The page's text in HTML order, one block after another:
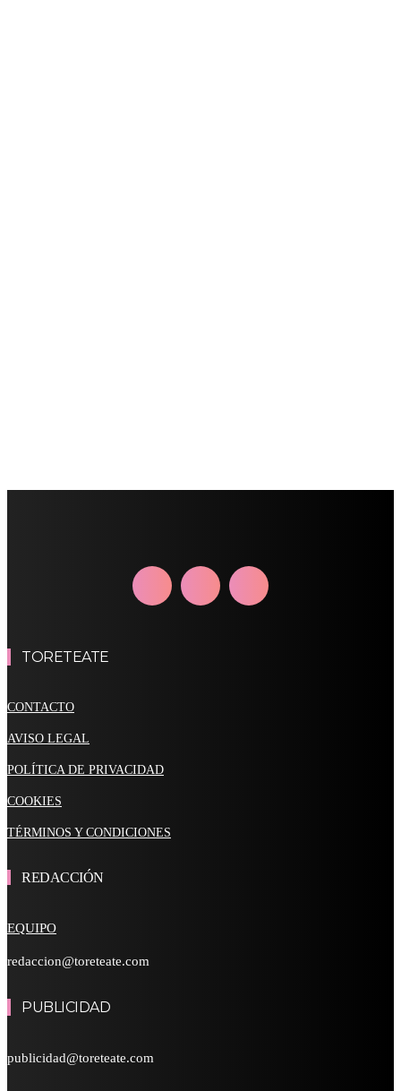
TORETEATE
CONTACTO
AVISO LEGAL
POLÍTICA DE PRIVACIDAD
COOKIES
TÉRMINOS Y CONDICIONES
REDACCIÓN
EQUIPO
redaccion@toreteate.com
PUBLICIDAD
publicidad@toreteate.com